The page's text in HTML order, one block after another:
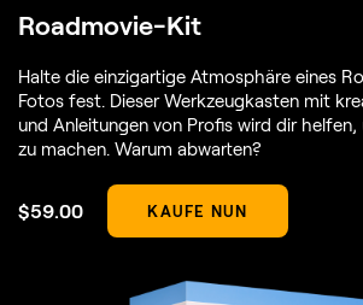
Roadmovie-Kit
Halte die einzigartige Atmosphäre eines
Fotos fest. Dieser Werkzeugkasten mit
und Anleitungen von Profis wird dir
zu machen. Warum abwarten?
$59.00 KAUFE NUN